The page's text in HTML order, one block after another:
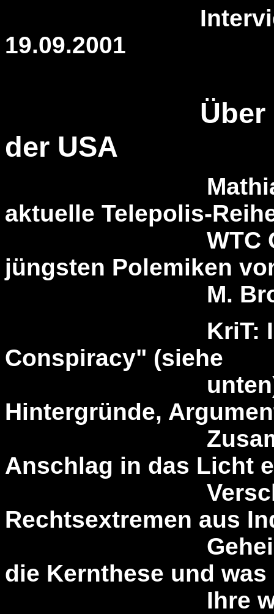
Interview
19.09.2001
der USA
Mathias
aktuelle Telepolis-
WTC
jüngsten Polemiken
M.
KriT: In der
Conspiracy" (siehe
unten) lenken
Hintergründe,
Anschlag in das Licht
Rechtsextremen aus
die Kernthese und
Ihre